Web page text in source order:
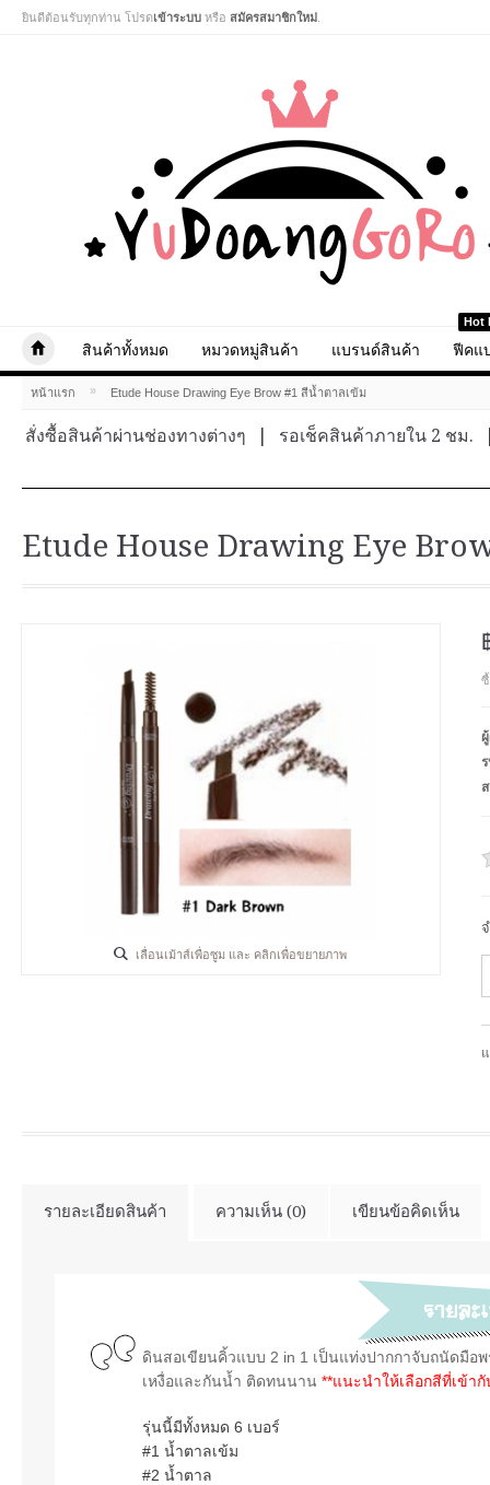
ยินดีต้อนรับทุกท่าน โปรดเข้าระบบ หรือ สมัครสมาชิกใหม่
สินค้าทั้งหมด หมวดหมู่สินค้า แบรนด์สินค้า
Hot
ฟีคแ
หน้าแรก » Etude House Drawing Eye Brow #1 สีน้ำตาลเข้ม
สั่งซื้อสินค้าผ่านช่องทางต่างๆ รอเช็คสินค้าภายใน 2 ชม.
Etude House Drawing Eye
เลื่อนเม้าส์เพื่อซูม และ คลิกเพื่อขยายภาพ
รายละเอียดสินค้า ความเห็น (0) เขียนข้อคิดเห็น
ดินสอเขียนคิ้วแบบ 2 in 1 เป็นแท่งปากกาจับถนัดมือ
เหงื่อและกันน้ำ ติดทนนาน **แนะนำให้เลือกสีที่เข้า
รุ่นนี้มีทั้งหมด 6 เบอร์
#1 น้ำตาลเข้ม
#2 น้ำตาล